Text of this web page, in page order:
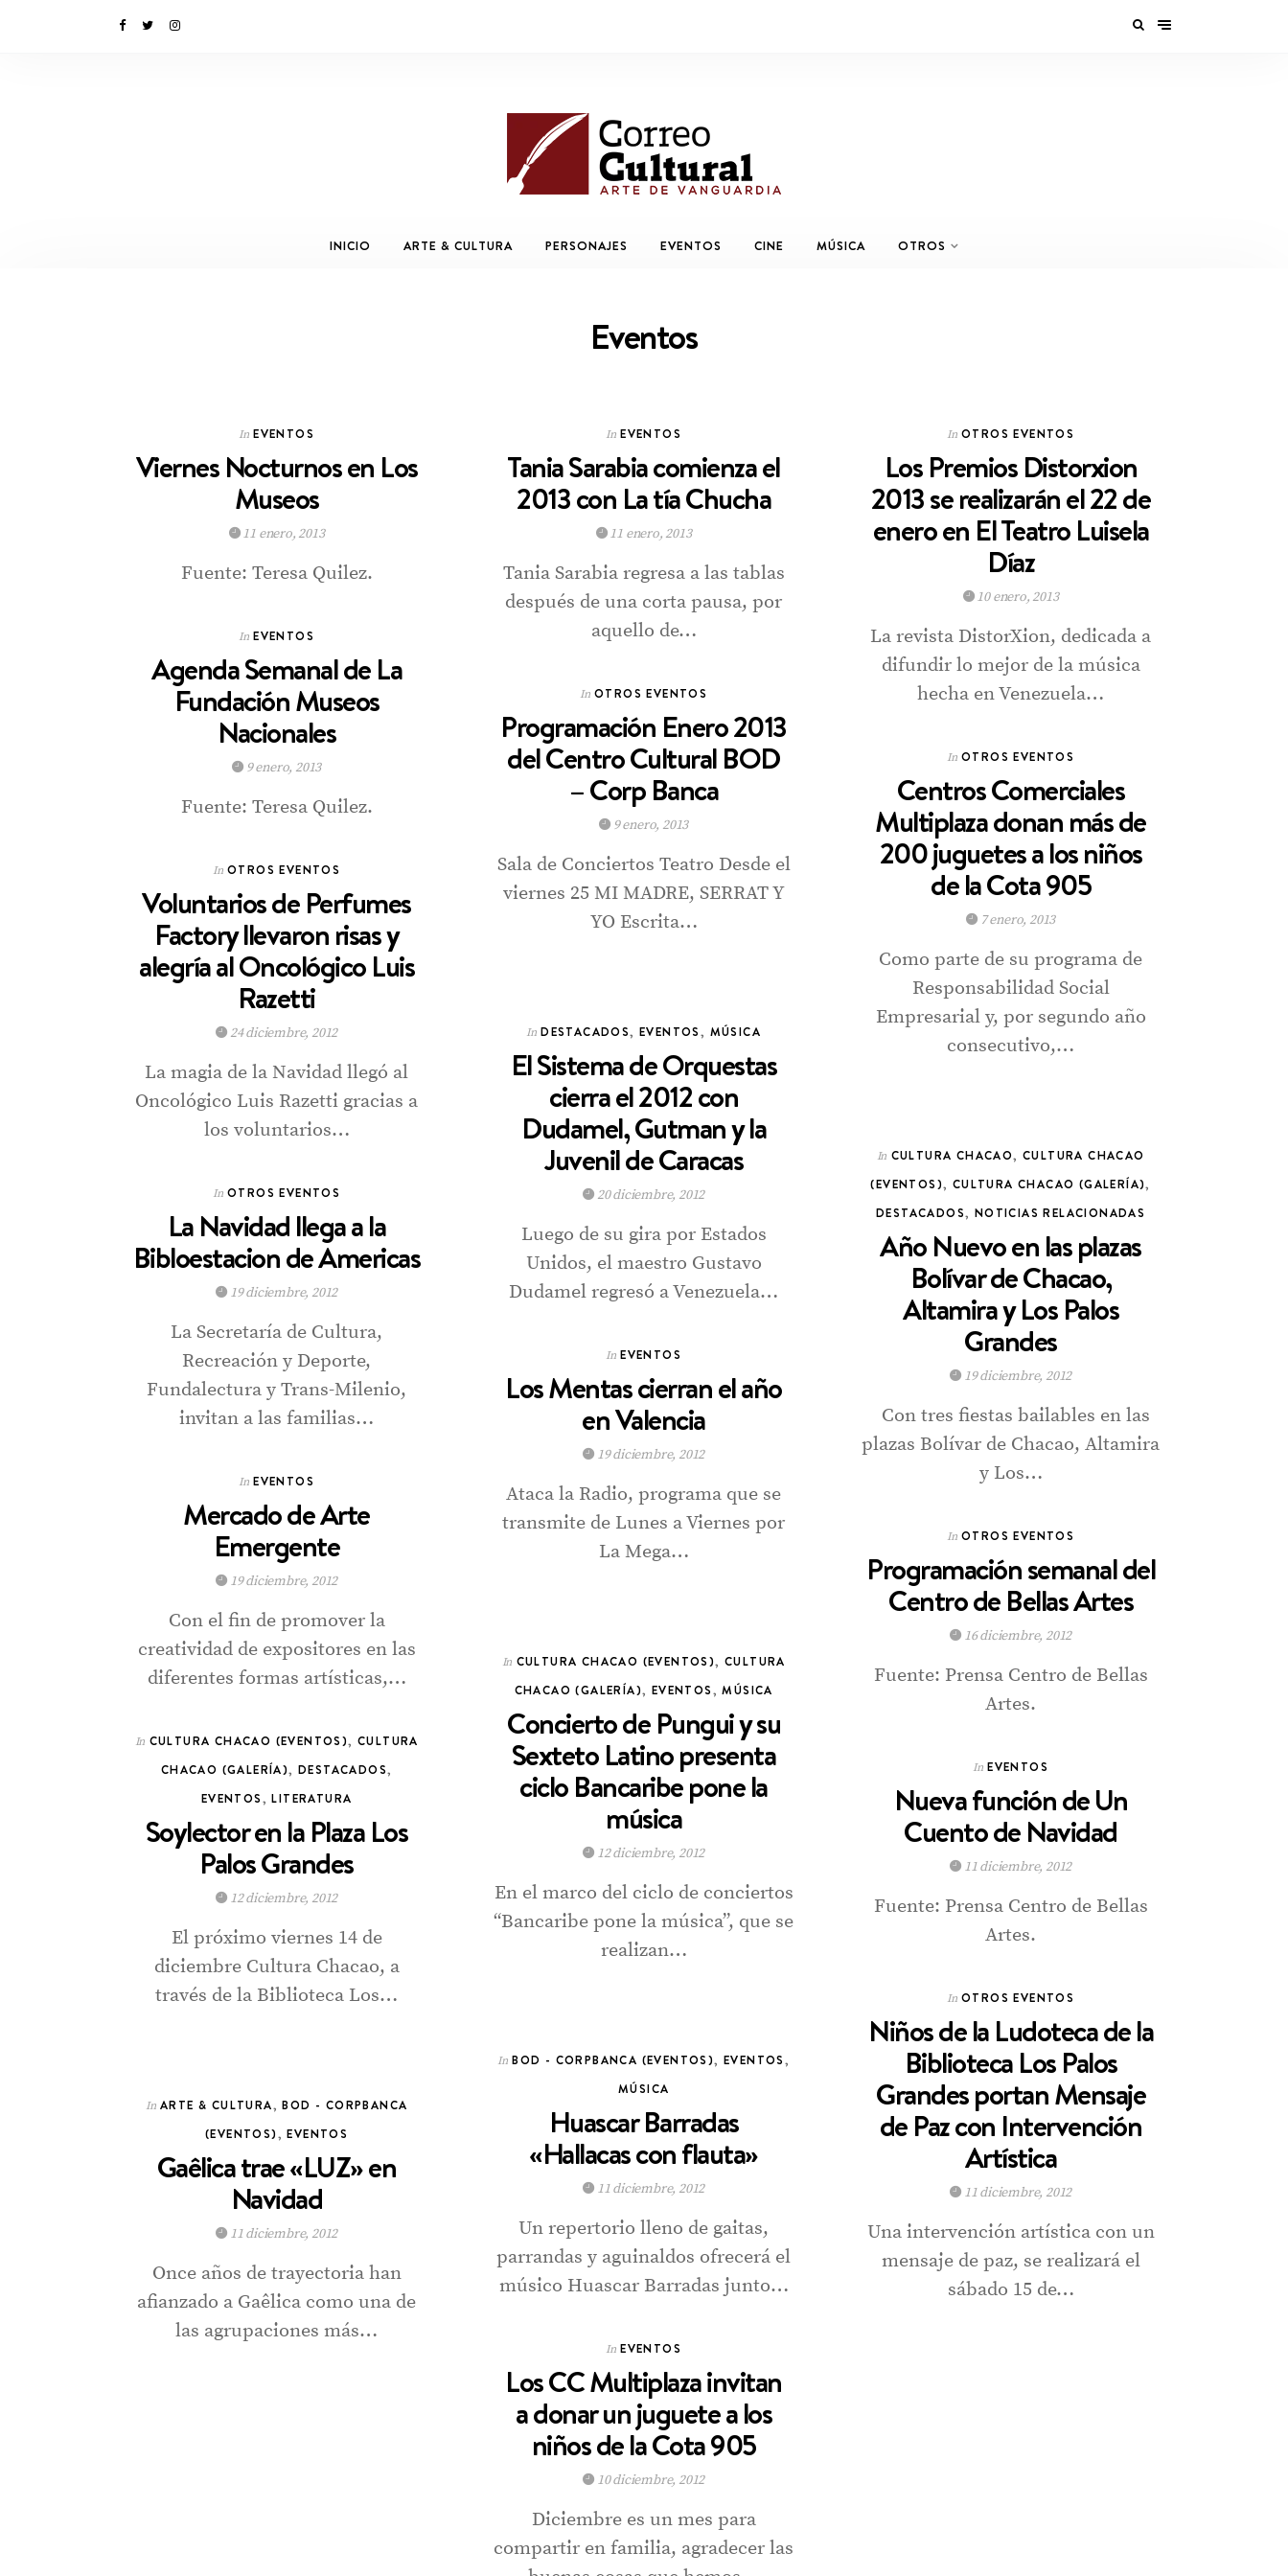
INICIO ARTE & CULTURA PERSONAJES EVENTOS CINE MÚSICA OTROS
Eventos
In EVENTOS
Viernes Nocturnos en Los
Museos
11 enero, 2013
Fuente: Teresa Quilez.
In EVENTOS
Tania Sarabia comienza el
2013 con La tía Chucha
11 enero, 2013
Tania Sarabia regresa a las tablas
después de una corta pausa, por
aquello de…
In OTROS EVENTOS
Los Premios Distorxion
2013 se realizarán el 22 de
enero en El Teatro Luisela
Díaz
10 enero, 2013
La revista DistorXion, dedicada a
difundir lo mejor de la música
hecha en Venezuela…
In EVENTOS
Agenda Semanal de La
Fundación Museos
Nacionales
9 enero, 2013
Fuente: Teresa Quilez.
In OTROS EVENTOS
Programación Enero 2013
del Centro Cultural BOD
– Corp Banca
9 enero, 2013
Sala de Conciertos Teatro Desde el
viernes 25 MI MADRE, SERRAT Y
YO Escrita…
In OTROS EVENTOS
Centros Comerciales
Multiplaza donan más de
200 juguetes a los niños
de la Cota 905
7 enero, 2013
Como parte de su programa de
Responsabilidad Social
Empresarial y, por segundo año
consecutivo,…
In OTROS EVENTOS
Voluntarios de Perfumes
Factory llevaron risas y
alegría al Oncológico Luis
Razetti
24 diciembre, 2012
La magia de la Navidad llegó al
Oncológico Luis Razetti gracias a
los voluntarios…
In DESTACADOS,EVENTOS, MÚSICA
El Sistema de Orquestas
cierra el 2012 con
Dudamel, Gutman y la
Juvenil de Caracas
20 diciembre, 2012
Luego de su gira por Estados
Unidos, el maestro Gustavo
Dudamel regresó a Venezuela…
In CULTURA CHACAO,CULTURA CHACAO
(EVENTOS), CULTURA CHACAO (GALERÍA),
DESTACADOS, NOTICIAS RELACIONADAS
Año Nuevo en las plazas
Bolívar de Chacao,
Altamira y Los Palos
Grandes
19 diciembre, 2012
Con tres fiestas bailables en las
plazas Bolívar de Chacao, Altamira
y Los…
In OTROS EVENTOS
La Navidad llega a la
Bibloestacion de Americas
19 diciembre, 2012
La Secretaría de Cultura,
Recreación y Deporte,
Fundalectura y Trans-Milenio,
invitan a las familias…
In EVENTOS
Los Mentas cierran el año
en Valencia
19 diciembre, 2012
Ataca la Radio, programa que se
transmite de Lunes a Viernes por
La Mega…
In EVENTOS
Mercado de Arte
Emergente
19 diciembre, 2012
Con el fin de promover la
creatividad de expositores en las
diferentes formas artísticas,…
In OTROS EVENTOS
Programación semanal del
Centro de Bellas Artes
16 diciembre, 2012
Fuente: Prensa Centro de Bellas
Artes.
In CULTURA CHACAO (EVENTOS), CULTURA
CHACAO (GALERÍA), EVENTOS,MÚSICA
Concierto de Pungui y su
Sexteto Latino presenta
ciclo Bancaribe pone la
música
12 diciembre, 2012
En el marco del ciclo de conciertos
“Bancaribe pone la música”, que se
realizan…
In CULTURA CHACAO (EVENTOS), CULTURA
CHACAO (GALERÍA),DESTACADOS,
EVENTOS,LITERATURA
Soylector en la Plaza Los
Palos Grandes
12 diciembre, 2012
El próximo viernes 14 de
diciembre Cultura Chacao, a
través de la Biblioteca Los…
In EVENTOS
Nueva función de Un
Cuento de Navidad
11 diciembre, 2012
Fuente: Prensa Centro de Bellas
Artes.
In OTROS EVENTOS
Niños de la Ludoteca de la
Biblioteca Los Palos
Grandes portan Mensaje
de Paz con Intervención
Artística
11 diciembre, 2012
Una intervención artística con un
mensaje de paz, se realizará el
sábado 15 de…
In BOD - CORPBANCA (EVENTOS), EVENTOS,
MÚSICA
Huascar Barradas
«Hallacas con flauta»
11 diciembre, 2012
Un repertorio lleno de gaitas,
parrandas y aguinaldos ofrecerá el
músico Huascar Barradas junto…
In ARTE & CULTURA,BOD - CORPBANCA
(EVENTOS),EVENTOS
Gaêlica trae «LUZ» en
Navidad
11 diciembre, 2012
Once años de trayectoria han
afianzado a Gaêlica como una de
las agrupaciones más…
In EVENTOS
Los CC Multiplaza invitan
a donar un juguete a los
niños de la Cota 905
10 diciembre, 2012
Diciembre es un mes para
compartir en familia, agradecer las